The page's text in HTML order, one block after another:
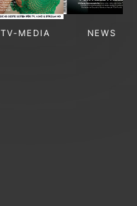
TV-MEDIA NEWS